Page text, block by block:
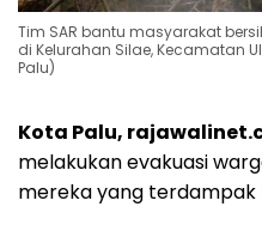
Tim SAR bantu masyarakat
di Kelurahan Silae, Kecamatan
Palu)
Kota Palu,
melakukan evakuasi
mereka yang terdampak